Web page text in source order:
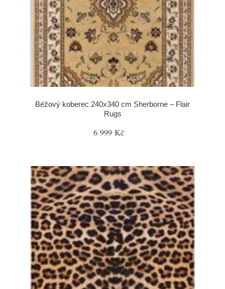
Béžový koberec 240x340 cm Sherborne – Flair
Rugs
6 999 Kč